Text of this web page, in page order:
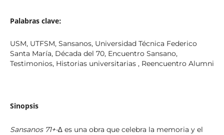
Palabras clave:
USM, UTFSM, Sansanos, Universidad Técnica Federico
Santa María, Década del 70, Encuentro Sansano,
Testimonios, Historias universitarias , Reencuentro Alumni
Sinopsis
Sansanos 71+-∆es una obra que celebra la memoria y el